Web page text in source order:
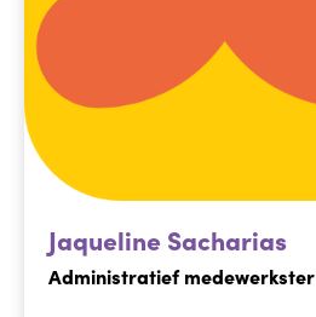
Jaqueline Sacharias
Administratief medewerkster